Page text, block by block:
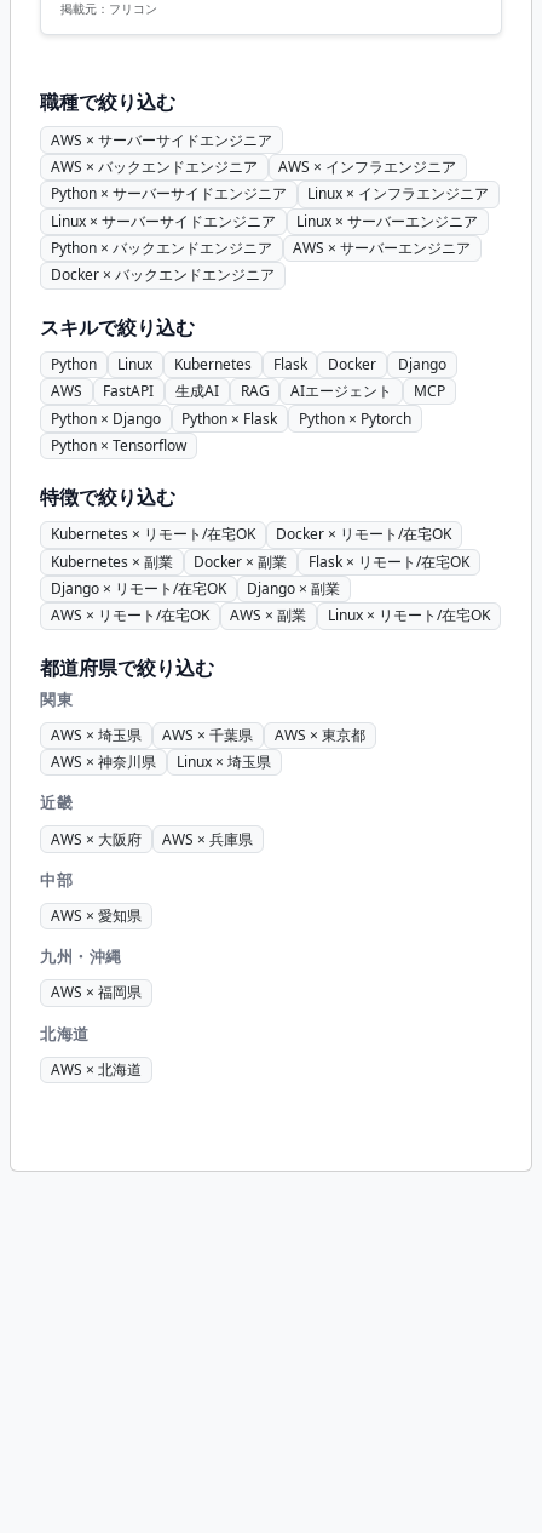
掲載元： フリコン
職種で絞り込む
AWS × サーバーサイドエンジニア
AWS × バックエンドエンジニア
AWS × インフラエンジニア
Python × サーバーサイドエンジニア
Linux × インフラエンジニア
Linux × サーバーサイドエンジニア
Linux × サーバーエンジニア
Python × バックエンドエンジニア
AWS × サーバーエンジニア
Docker × バックエンドエンジニア
スキルで絞り込む
Python Linux Kubernetes Flask Docker
Django
AWS
FastAPI 生成AI RAG AIエージェント
MCP
Python × Django
Python × Flask
Python × Pytorch
Python × Tensorflow
特徴で絞り込む
Kubernetes × リモート/在宅OK
Docker × リモート/在宅OK
Kubernetes × 副業
Docker × 副業
Flask × リモート/在宅OK
Django × リモート/在宅OK
Django × 副業
AWS × リモート/在宅OK
AWS × 副業 Linux × リモート/在宅OK
都道府県で絞り込む
関東
AWS × 埼玉県 AWS × 千葉県
AWS × 東京都
AWS × 神奈川県
Linux × 埼玉県
近畿
AWS × 大阪府 AWS × 兵庫県
中部
AWS × 愛知県
九州・沖縄
AWS × 福岡県
北海道
AWS × 北海道